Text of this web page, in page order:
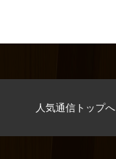
人気通信トップへ